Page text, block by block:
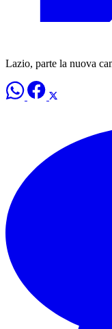
Lazio, parte la nuova